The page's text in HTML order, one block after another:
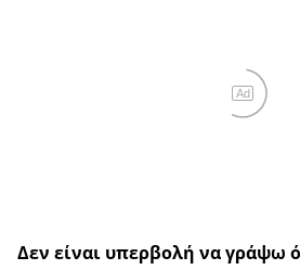
Ad
Δεν είναι υπερβολή να γράψω